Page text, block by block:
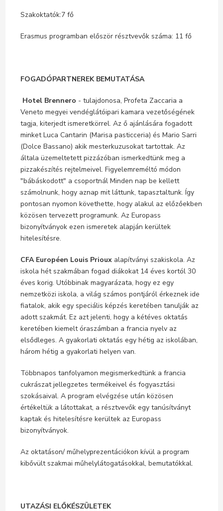
Szakoktatók:7 fő
Erasmus programban először résztvevők száma: 11 fő
FOGADÓPARTNEREK BEMUTATÁSA
Hotel Brennero - tulajdonosa, Profeta Zaccaria a
Veneto megyei vendéglátóipari kamara vezetőségének
tagja, kiterjedt ismeretkörrel. Az ő ajánlására fogadott
minket Luca Cantarin (Marisa pasticceria) és Mario Sarri
(Dolce Bassano) akik mesterkuzusokat tartottak. Az
általa üzemeltetett pizzázóban ismerkedtünk meg a
pizzakészítés rejtelmeivel. Figyelemreméltó módon
"bábáskodott" a csoportnál Minden nap be kellett
számolnunk, hogy aznap mit láttunk, tapasztaltunk. Így
pontosan nyomon követhette, hogy alakul az előzőekben
közösen tervezett programunk. Az Europass
bizonyítványok ezen ismeretek alapján kerültek
hitelesítésre.
CFA Européen Louis Prioux alapítványi szakiskola. Az
iskola hét szakmában fogad diákokat 14 éves kortól 30
éves korig. Utóbbinak magyarázata, hogy ez egy
nemzetközi iskola, a világ számos pontjáról érkeznek ide
fiatalok, akik egy speciális képzés keretében tanulják az
adott szakmát. Ez azt jelenti, hogy a kétéves oktatás
keretében kiemelt óraszámban a francia nyelv az
elsődleges. A gyakorlati oktatás egy hétig az iskolában,
három hétig a gyakorlati helyen van.
Többnapos tanfolyamon megismerkedtünk a francia
cukrászat jellegzetes termékeivel és fogyasztási
szokásaival. A program elvégzése után közösen
értékeltük a látottakat, a résztvevők egy tanúsítványt
kaptak és hitelesítésre kerültek az Europass
bizonyítványok.
Az oktatáson/ műhelyprezentációkon kívül a program
kibővült szakmai műhelylátogatásokkal, bemutatókkal.
UTAZÁSI ELŐKÉSZÜLETEK